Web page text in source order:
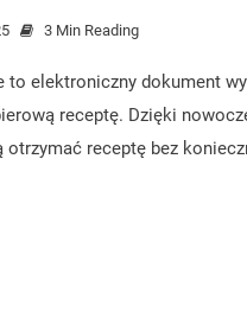
3 Min Reading
to elektroniczny dokument
receptę. Dzięki
otrzymać receptę bez